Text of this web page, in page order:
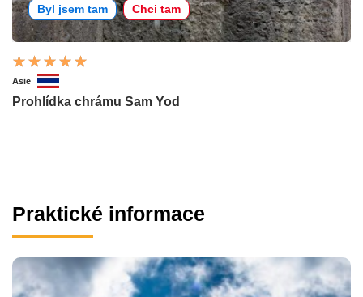
Byl jsem tam Chci tam
Asie
Prohlídka chrámu Sam Yod
Praktické informace